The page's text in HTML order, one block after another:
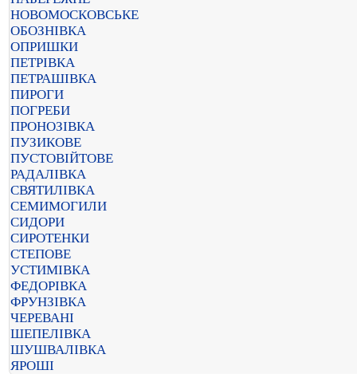
НОВОМОСКОВСЬКЕ
ОБОЗНІВКА
ОПРИШКИ
ПЕТРІВКА
ПЕТРАШІВКА
ПИРОГИ
ПОГРЕБИ
ПРОНОЗІВКА
ПУЗИКОВЕ
ПУСТОВІЙТОВЕ
РАДАЛІВКА
СВЯТИЛІВКА
СЕМИМОГИЛИ
СИДОРИ
СИРОТЕНКИ
СТЕПОВЕ
УСТИМІВКА
ФЕДОРІВКА
ФРУНЗІВКА
ЧЕРЕВАНІ
ШЕПЕЛІВКА
ШУШВАЛІВКА
ЯРОШІ